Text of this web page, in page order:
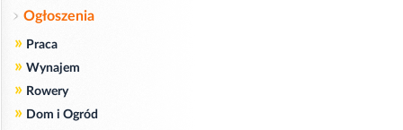
Ogłoszenia
» Praca
» Wynajem
» Rowery
» Dom i Ogród